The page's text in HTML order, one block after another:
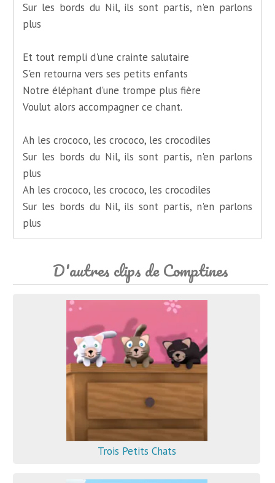
Sur les bords du Nil, ils sont partis, n'en parlons
plus
Et tout rempli d'une crainte salutaire
S'en retourna vers ses petits enfants
Notre éléphant d'une trompe plus fière
Voulut alors accompagner ce chant.
Ah les crococo, les crococo, les crocodiles
Sur les bords du Nil, ils sont partis, n'en parlons
plus
Ah les crococo, les crococo, les crocodiles
Sur les bords du Nil, ils sont partis, n'en parlons
plus
D'autres clips de Comptines
Trois Petits Chats